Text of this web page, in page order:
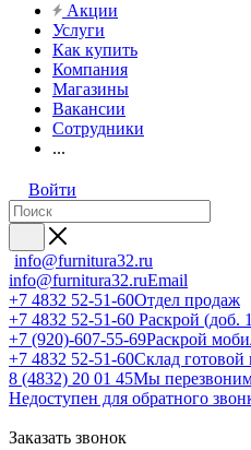
Акции
Услуги
Как купить
Компания
Магазины
Вакансии
Сотрудники
...
Войти
info@furnitura32.ru
info@furnitura32.ruEmail
+7 4832 52-51-60Отдел продаж
+7 4832 52-51-60 Раскрой (доб.
+7 (920)-607-55-69Раскрой
+7 4832 52-51-60Склад
8 (4832) 20 01 45Мы
Недоступен для обратного
Заказать звонок